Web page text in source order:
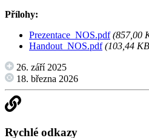
Přílohy:
Prezentace_NOS.pdf (857,00
Handout_NOS.pdf (103,44 KB
26. září 2025
18. března 2026
Rychlé odkazy